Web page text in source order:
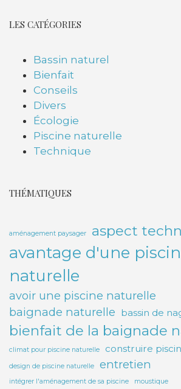
LES CATÉGORIES
Bassin naturel
Bienfait
Conseils
Divers
Écologie
Piscine naturelle
Technique
THÉMATIQUES
aménagement paysager aspect
avantage d'une
naturelle
avoir une piscine naturelle
baignade naturelle bassin de
bienfait de la baignade
climat pour piscine naturelle construire
design de piscine naturelle entretien
intégrer l'aménagement de sa piscine moustique